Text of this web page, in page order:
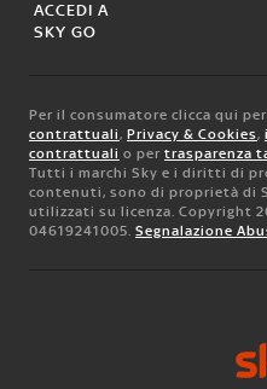
ACCEDI A
SKY GO
Per il consumatore clicca qui
contrattuali, Privacy & Cookies,
contrattuali o per trasparenza
Tutti i marchi Sky e i diritti di
contenuti, sono di proprietà di
utilizzati su licenza. Copyright
04619241005. Segnalazione